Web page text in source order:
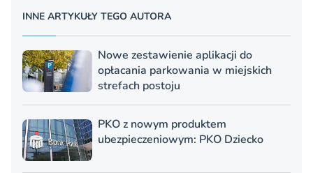
INNE ARTYKUŁY TEGO AUTORA
Nowe zestawienie aplikacji do
opłacania parkowania w miejskich
strefach postoju
PKO z nowym produktem
ubezpieczeniowym: PKO Dziecko